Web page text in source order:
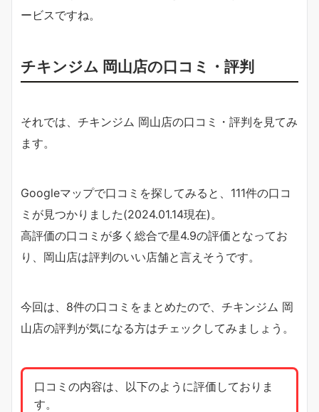
ービスですね。
チキンジム 岡山店の口コミ・評判
それでは、チキンジム 岡山店の口コミ・評判を見てみ
ます。
Googleマップで口コミを探してみると、111件の口コ
ミが見つかりました(2024.01.14現在)。
高評価の口コミが多く総合で星4.9の評価となってお
り、岡山店は評判のいい店舗と言えそうです。
今回は、8件の口コミをまとめたので、チキンジム 岡
山店の評判が気になる方はチェックしてみましょう。
口コミの内容は、以下のように評価しておりま
す。